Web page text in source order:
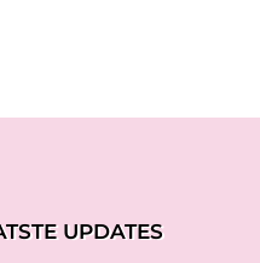
UPDATES